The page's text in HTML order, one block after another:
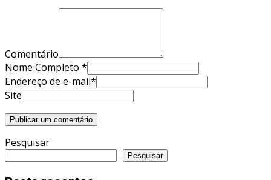
Comentário
Nome Completo *
Endereço de e-mail*
Site
Pesquisar
Pesquisar